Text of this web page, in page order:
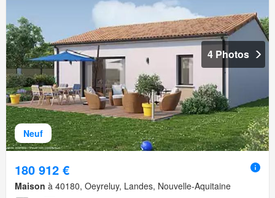
Neuf
4 Photos
180 912 €
Maison à 40180, Oeyreluy, Landes, Nouvelle-Aquitaine